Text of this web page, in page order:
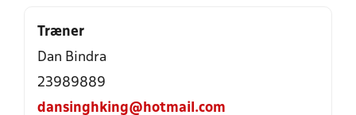
Træner
Dan Bindra
23989889
dansinghking@hotmail.com